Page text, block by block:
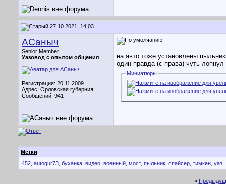
27.10.2021, 14:03
АСаныч
Senior Member
Уазовод с опытом общения
Регистрация: 20.11.2009
Адрес: Орловская губерния
Сообщений: 941
на авто тоже установлены
один правда (с права) чуть
Миниатюры
Метки
452 autogur73 буханка видео военный мост, пыльник спайсер тимкен уаз
«